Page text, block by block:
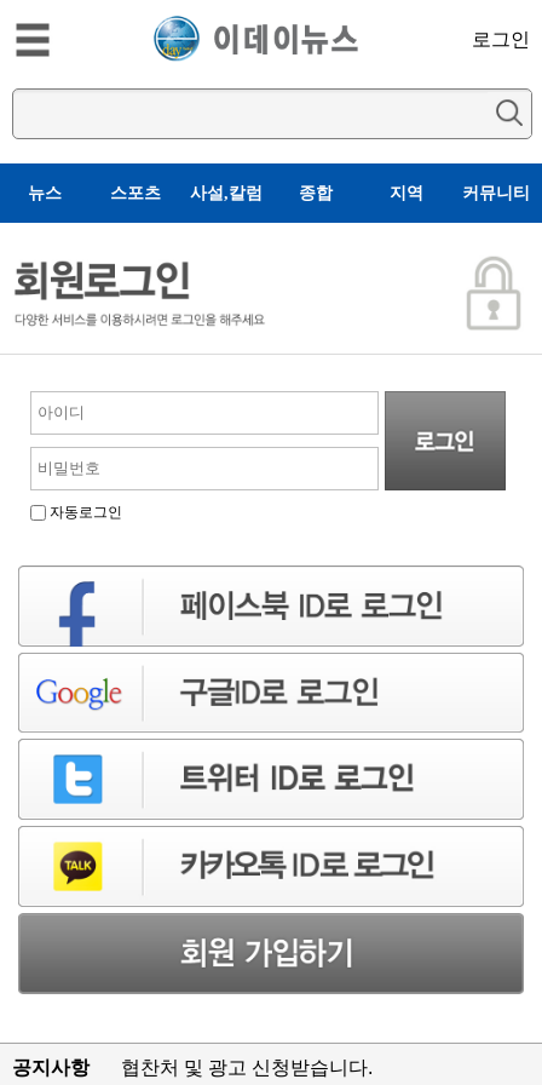
로그인
뉴스 스포츠 사설,칼럼 종합 지역 커뮤니티
자동로그인
공지사항 협찬처 및 광고 신청받습니다.